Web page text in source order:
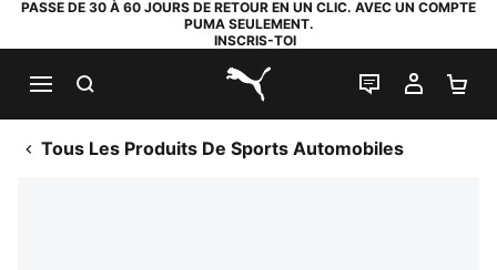
PASSE DE 30 À 60 JOURS DE RETOUR EN UN CLIC. AVEC UN COMPTE
PUMA SEULEMENT.
INSCRIS-TOI
PUMA.com
LIVE CHAT
MON
Tous Les Produits De Sports Automobiles